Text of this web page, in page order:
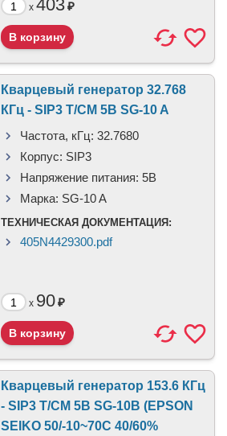
x 403₽
Кварцевый генератор 32.768
КГц - SIP3 T/CM 5В SG-10 A
Частота, кГц: 32.7680
Корпус: SIP3
Напряжение питания: 5В
Марка: SG-10 A
ТЕХНИЧЕСКАЯ ДОКУМЕНТАЦИЯ:
405N4429300.pdf
x 90₽
Кварцевый генератор 153.6 КГц
- SIP3 T/CM 5В SG-10B (EPSON
SEIKO 50/-10~70C 40/60%